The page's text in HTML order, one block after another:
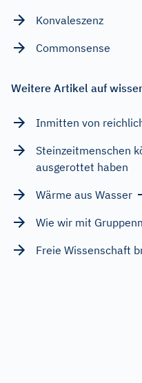
Konvaleszenz
Commonsense
Weitere Artikel auf
Inmitten von
Steinzeitmenschen
ausgerottet haben
Wärme aus Wasser
Wie wir mit
Freie Wissenschaft